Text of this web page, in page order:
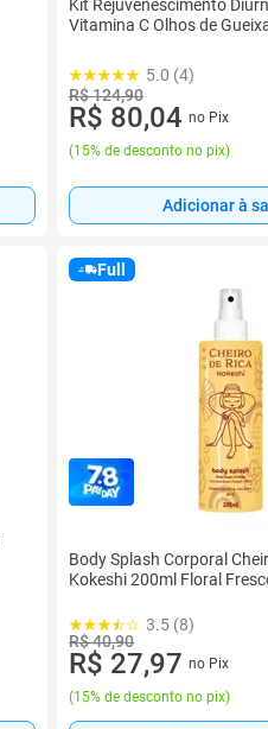
Kit Rejuvenescimento
Vitamina C Olhos de
5.0 (4)
R$ 124,90
R$ 80,04 no Pix
(15% de desconto no pix)
Adicionar à
Full
Body Splash Corporal
Kokeshi 200ml Floral
3.5 (8)
R$ 40,90
R$ 27,97 no Pix
(15% de desconto no pix)